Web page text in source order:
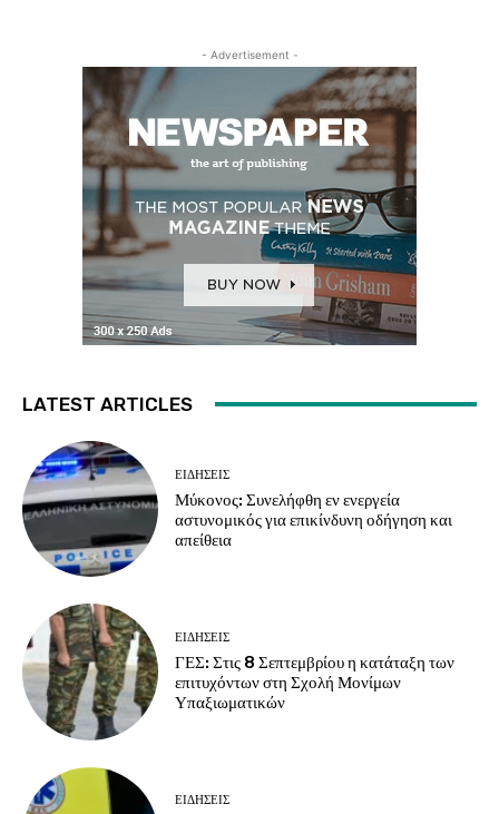
- Advertisement -
LATEST ARTICLES
ΕΙΔΗΣΕΙΣ
Μύκονος: Συνελήφθη εν ενεργεία
αστυνομικός για επικίνδυνη οδήγηση και
απείθεια
ΕΙΔΗΣΕΙΣ
ΓΕΣ: Στις 8 Σεπτεμβρίου η κατάταξη των
επιτυχόντων στη Σχολή Μονίμων
Υπαξιωματικών
ΕΙΔΗΣΕΙΣ